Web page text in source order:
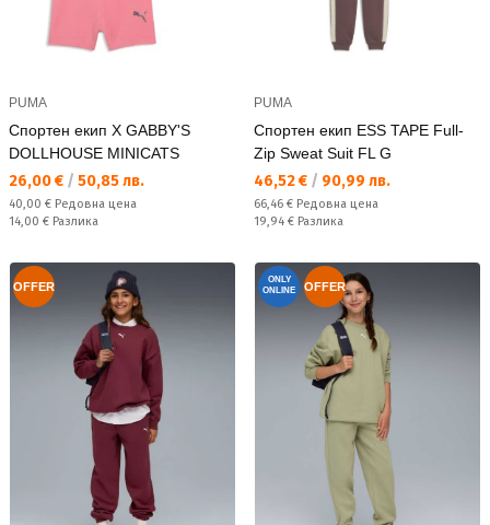
PUMA
Спортен екип X GABBY'S
DOLLHOUSE MINICATS
Текуща цена:
26,00 € / 50,85 лв.
Редовна цена:
40,00 € Редовна цена
Спестявате:
14,00 € Разлика
PUMA
Спортен екип ESS TAPE Full-
Zip Sweat Suit FL G
Текуща цена:
46,52 € / 90,99 лв.
Редовна цена:
66,46 € Редовна цена
Спестявате:
19,94 € Разлика
OFFER
ONLY
ONLINE
OFFER